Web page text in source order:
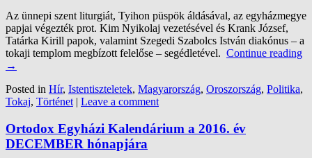
Az ünnepi szent liturgiát, Tyihon püspök áldásával, az egyházmegye
papjai végezték prot. Kim Nyikolaj vezetésével és Krank József,
Tatárka Kirill papok, valamint Szegedi Szabolcs István diakónus – a
tokaji templom megbízott felelőse – segédletével. Continue reading
→
Posted in Hír, Istentiszteletek, Magyarország, Oroszország, Politika,
Tokaj, Történet | Leave a comment
Ortodox Egyházi Kalendárium a 2016. év
DECEMBER hónapjára